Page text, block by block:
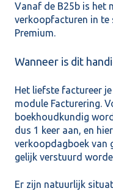
Vanaf de B25b is het
verkoopfacturen in te
Premium.
Wanneer is dit
Het liefste factureer
module Facturering.
boekhoudkundig
dus 1 keer aan, en
verkoopdagboek van
gelijk verstuurd
Er zijn natuurlijk